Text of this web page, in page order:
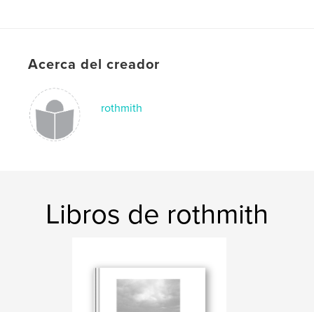
Acerca del creador
rothmith
Libros de rothmith